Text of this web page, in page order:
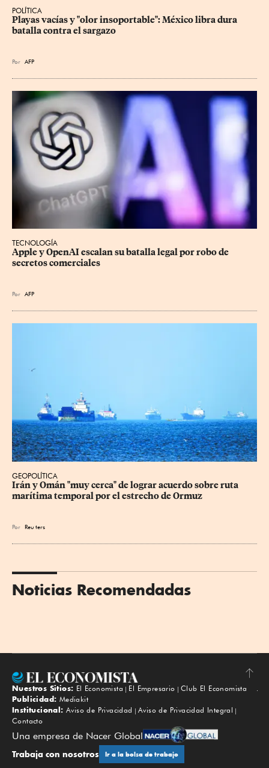
POLÍTICA
Playas vacías y "olor insoportable": México libra dura
batalla contra el sargazo
Por AFP
TECNOLOGÍA
Apple y OpenAI escalan su batalla legal por robo de
secretos comerciales
Por AFP
GEOPOLÍTICA
Irán y Omán "muy cerca" de lograr acuerdo sobre ruta
marítima temporal por el estrecho de Ormuz
Por Reu ters
Noticias Recomendadas
Subir
Nuestros Sitios: El Economista El Empresario
Club El Economista
Publicidad: Mediakit
Institucional: Aviso de Privacidad
Aviso de Privacidad Integral
Contacto
Una empresa de Nacer Global
Trabaja con nosotros Ir a la bolsa de trabajo